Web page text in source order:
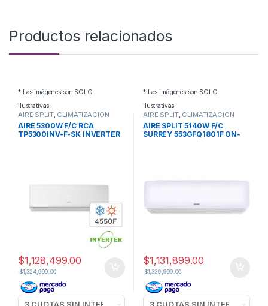
Productos relacionados
* Las imágenes son SOLO
ilustrativas
AIRE SPLIT, CLIMATIZACION
AIRE 5300W F/C RCA
TP5300INV-F-SK INVERTER
$1,128,499.00
$1,324,999.00
* Las imágenes son SOLO
ilustrativas
AIRE SPLIT, CLIMATIZACION
AIRE SPLIT 5140W F/C
SURREY 553GFQ1801F ON-
$1,131,899.00
$1,329,999.00